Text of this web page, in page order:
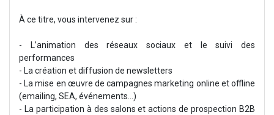
À ce titre, vous intervenez sur :
- L’animation des réseaux sociaux et le suivi des
performances
- La création et diffusion de newsletters
- La mise en œuvre de campagnes marketing online et offline
(emailing, SEA, événements…)
- La participation à des salons et actions de prospection B2B